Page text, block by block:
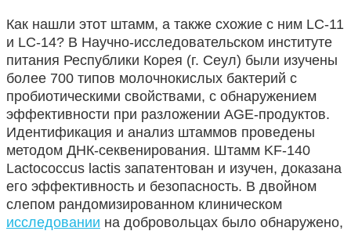
Как нашли этот штамм, а также схожие с ним LC-11
и LC-14? В Научно-исследовательском институте
питания Республики Корея (г. Сеул) были изучены
более 700 типов молочнокислых бактерий с
пробиотическими свойствами, с обнаружением
эффективности при разложении AGE-продуктов.
Идентификация и анализ штаммов проведены
методом ДНК-секвенирования. Штамм KF-140
Lactococcus lactis запатентован и изучен, доказана
его эффективность и безопасность. В двойном
слепом рандомизированном клиническом
исследовании на добровольцах было обнаружено,